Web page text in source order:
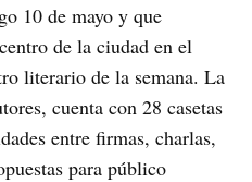
10 de mayo y que
de la ciudad en el
literario de la semana. La
cuenta con 28 casetas
entre firmas, charlas,
para público